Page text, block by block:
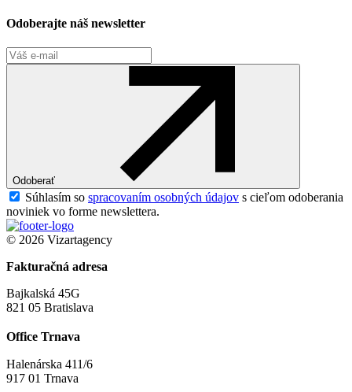
Odoberajte náš newsletter
Odoberať
Súhlasím so spracovaním osobných údajov s cieľom odoberania
noviniek vo forme newslettera.
© 2026 Vizartagency
Fakturačná adresa
Bajkalská 45G
821 05 Bratislava
Office Trnava
Halenárska 411/6
917 01 Trnava